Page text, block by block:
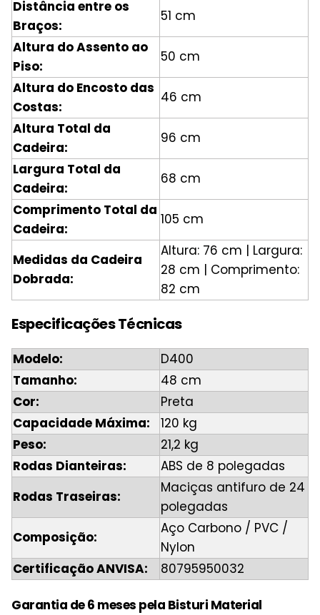
Distância entre os
Braços:
51 cm
Altura do Assento ao
Piso:
50 cm
Altura do Encosto das
Costas:
46 cm
Altura Total da
Cadeira:
96 cm
Largura Total da
Cadeira:
68 cm
Comprimento Total da
Cadeira:
105 cm
Medidas da Cadeira
Dobrada:
Altura: 76 cm | Largura:
28 cm | Comprimento:
82 cm
Especificações Técnicas
Modelo:
D400
Tamanho:
48 cm
Cor:
Preta
Capacidade Máxima:
120 kg
Peso:
21,2 kg
Rodas Dianteiras:
ABS de 8 polegadas
Rodas Traseiras:
Maciças antifuro de 24
polegadas
Composição:
Aço Carbono / PVC /
Nylon
Certificação ANVISA:
80795950032
Garantia de 6 meses pela Bisturi Material